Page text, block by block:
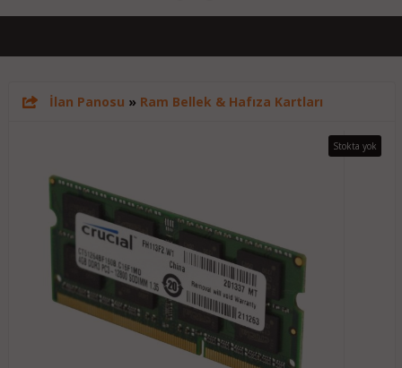
İlan Panosu » Ram Bellek & Hafıza Kartları
Stokta yok